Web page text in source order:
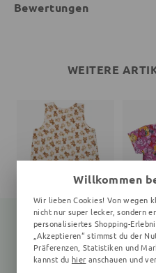
Bewertungen
WEITERE
Schlafsack Bär Teddy
creme
T-Shirt
Affen
Willkommen
Wir lieben Cookies! Von wegen
nicht nur super lecker, sondern
personalisiertes Shopping-
„Akzeptieren“ stimmst du der
Präferenzen, Statistiken und
kannst du hier anschauen und